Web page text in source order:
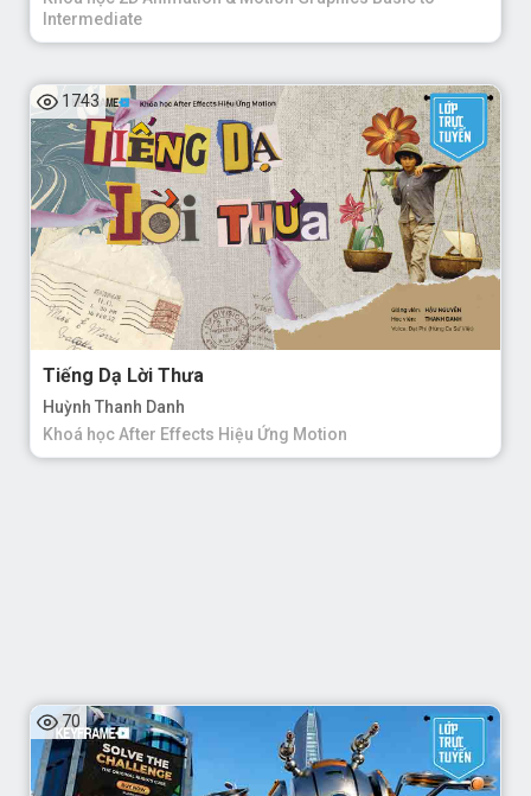
Intermediate
1743
Tiếng Dạ Lời Thưa
Huỳnh Thanh Danh
Khoá học After Effects Hiệu Ứng Motion
70